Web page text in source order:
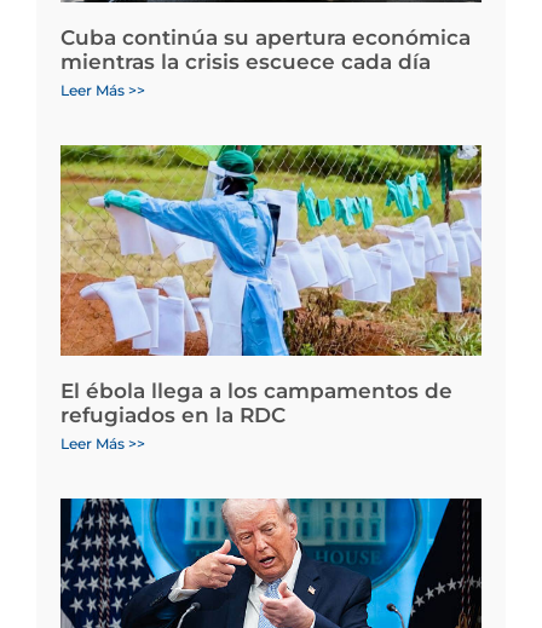
Cuba continúa su apertura económica
mientras la crisis escuece cada día
Leer Más >>
El ébola llega a los campamentos de
refugiados en la RDC
Leer Más >>